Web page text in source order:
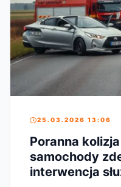
25.03.2026 13:06
Poranna
samochody
interwencja